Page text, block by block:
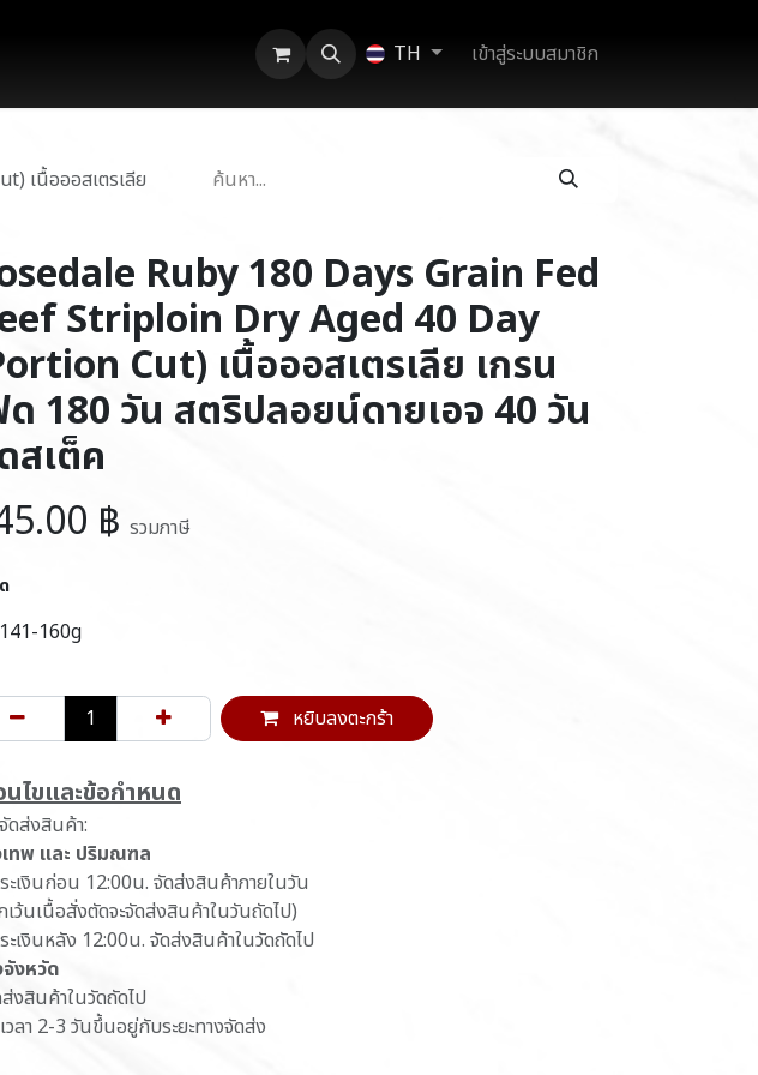
TH เข้าสู่ระบบสมาชิก
เนื้อออสเตรเลีย
Ruby 180 Days Grain Fed
Striploin Dry Aged 40 Day
Cut) เนื้อออสเตรเลีย เกรน
ด 180 วัน สตริปลอยน์ดายเอจ 40 วัน
สเต็ค
฿ รวมภาษี
141-160g
หยิบลงตะกร้า
นไขและข้อกำหนด
ดส่งสินค้า:
ทพ และ ปริมณฑล
ะเงินก่อน 12:00น. จัดส่งสินค้าภายในวัน
เว้นเนื้อสั่งตัดจะจัดส่งสินค้าในวันถัดไป)
ะเงินหลัง 12:00น. จัดส่งสินค้าในวัดถัดไป
งหวัด
งสินค้าในวัดถัดไป
วลา 2-3 วันขึ้นอยู่กับระยะทางจัดส่ง